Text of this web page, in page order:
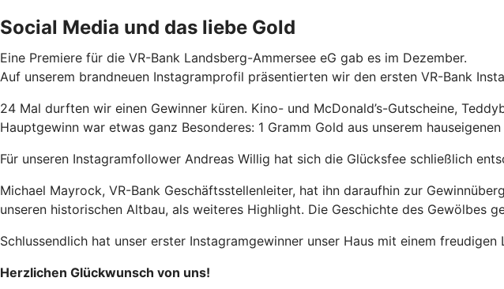
Social Media und das liebe Gold
Eine Premiere für die VR-Bank Landsberg-Ammersee eG gab es im Dezember.
Auf unserem brandneuen Instagramprofil präsentierten wir den ersten VR-Bank
24 Mal durften wir einen Gewinner küren. Kino- und McDonald’s-Gutscheine,
Hauptgewinn war etwas ganz Besonderes: 1 Gramm Gold aus unserem
Für unseren Instagramfollower Andreas Willig hat sich die Glücksfee schließlich
Michael Mayrock, VR-Bank Geschäftsstellenleiter, hat ihn daraufhin zur
unseren historischen Altbau, als weiteres Highlight. Die Geschichte des Gewölbes
Schlussendlich hat unser erster Instagramgewinner unser Haus mit einem
Herzlichen Glückwunsch von uns!